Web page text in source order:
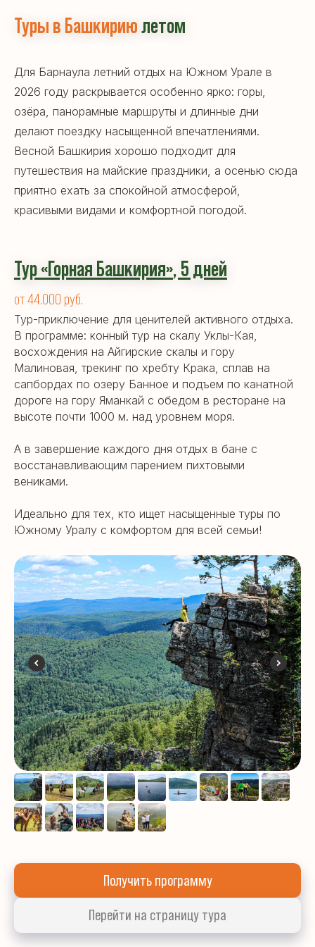
Туры в Башкириюлетом
Для Барнаула летний отдых на Южном Урале в
2026 году раскрывается особенно ярко: горы,
озёра, панорамные маршруты и длинные дни
делают поездку насыщенной впечатлениями.
Весной Башкирия хорошо подходит для
путешествия на майские праздники, а осенью сюда
приятно ехать за спокойной атмосферой,
красивыми видами и комфортной погодой.
Тур «Горная Башкирия», 5 дней
от 44.000 руб.
Тур-приключение для ценителей активного отдыха.
В программе: конный тур на скалу Уклы-Кая,
восхождения на Айгирские скалы и гору
Малиновая, трекинг по хребту Крака, сплав на
сапбордах по озеру Банное и подъем по канатной
дороге на гору Яманкай с обедом в ресторане на
высоте почти 1000 м. над уровнем моря.
А в завершение каждого дня отдых в бане с
восстанавливающим парением пихтовыми
вениками.
Идеально для тех, кто ищет насыщенные туры по
Южному Уралу с комфортом для всей семьи!
Получить программу
Перейти на страницу тура